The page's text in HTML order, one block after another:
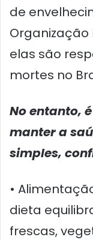
de
Organização
elas são
mortes no
No entanto,
manter a
simples,
•
dieta
frescas,